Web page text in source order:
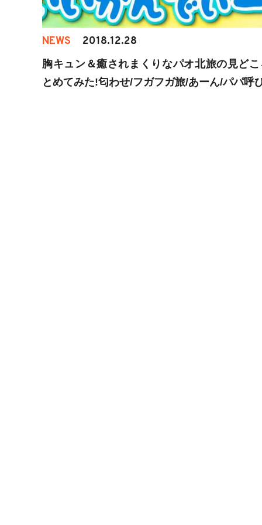
NEWS 2018.12.28
胸キュン＆癒されまくりなパオ北旅の見ど
とめてみた!匂わせ/フガフガ旅/あーん/パパ呼